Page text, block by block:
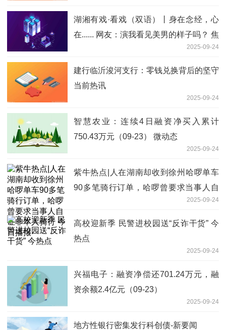
湖湘有戏·看戏（双语）丨身在念经，心
在...... 网友：演我看见美男的样子吗？ 焦
2025-09-24
建行临沂浚河支行：零钱兑换背后的坚守
当前热讯
2025-09-24
智慧农业：连续4日融资净买入累计
750.43万元（09-23） 微动态
2025-09-24
紫牛热点|人在湖南却收到徐州哈啰单车
90多笔骑行订单，哈啰曾要求当事人自
2025-09-24
高校迎新季 民警进校园送“反诈干货” 今
热点
2025-09-24
兴福电子：融资净偿还701.24万元，融
资余额2.4亿元（09-23）
2025-09-24
地方性银行密集发行科创债-新要闻